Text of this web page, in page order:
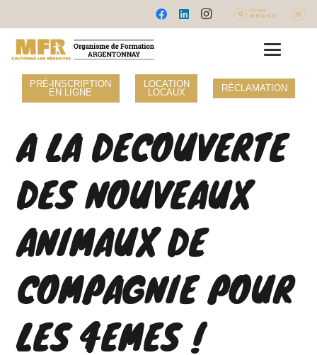
PRÉ-INSCRIPTION
EN LIGNE
LOCATION
LOCAUX
RÉCLAMATION
A LA DECOUVERTE
DES NOUVEAUX
ANIMAUX DE
COMPAGNIE POUR
LES 4EMES !